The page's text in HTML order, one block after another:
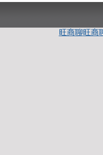
旺商聊旺商